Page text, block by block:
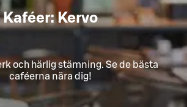
Kaféer: Kervo
och härlig stämning. Se de bästa
caféerna nära dig!